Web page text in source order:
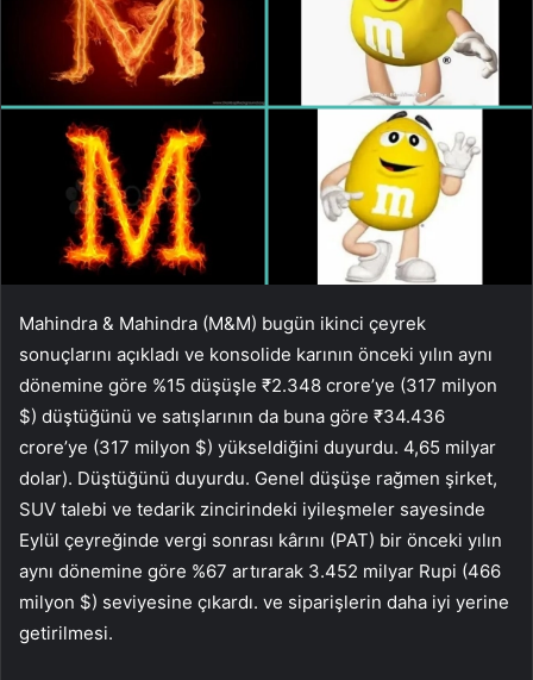
Mahindra & Mahindra (M&M) bugün ikinci çeyrek
sonuçlarını açıkladı ve konsolide karının önceki yılın aynı
dönemine göre %15 düşüşle ₹2.348 crore’ye (317 milyon
$) düştüğünü ve satışlarının da buna göre ₹34.436
crore’ye (317 milyon $) yükseldiğini duyurdu. 4,65 milyar
dolar). Düştüğünü duyurdu. Genel düşüşe rağmen şirket,
SUV talebi ve tedarik zincirindeki iyileşmeler sayesinde
Eylül çeyreğinde vergi sonrası kârını (PAT) bir önceki yılın
aynı dönemine göre %67 artırarak 3.452 milyar Rupi (466
milyon $) seviyesine çıkardı. ve siparişlerin daha iyi yerine
getirilmesi.